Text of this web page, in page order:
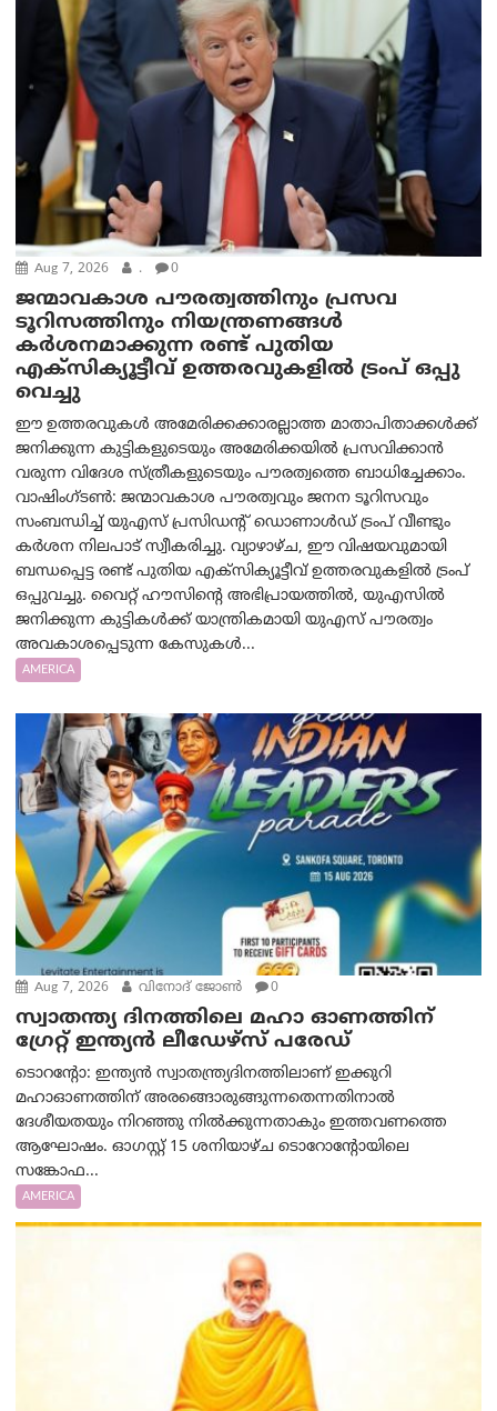
Aug 7, 2026 . 0
ജന്മാവകാശ പൗരത്വത്തിനും പ്രസവ
ടൂറിസത്തിനും നിയന്ത്രണങ്ങൾ
കർശനമാക്കുന്ന രണ്ട് പുതിയ
എക്സിക്യൂട്ടീവ് ഉത്തരവുകളിൽ ട്രംപ് ഒപ്പു
വെച്ചു
ഈ ഉത്തരവുകൾ അമേരിക്കക്കാരല്ലാത്ത മാതാപിതാക്കൾക്ക്
ജനിക്കുന്ന കുട്ടികളുടെയും അമേരിക്കയിൽ പ്രസവിക്കാൻ
വരുന്ന വിദേശ സ്ത്രീകളുടെയും പൗരത്വത്തെ ബാധിച്ചേക്കാം.
വാഷിംഗ്ടണ്‍: ജന്മാവകാശ പൗരത്വവും ജനന ടൂറിസവും
സംബന്ധിച്ച് യുഎസ് പ്രസിഡന്റ് ഡൊണാൾഡ് ട്രംപ് വീണ്ടും
കർശന നിലപാട് സ്വീകരിച്ചു. വ്യാഴാഴ്ച, ഈ വിഷയവുമായി
ബന്ധപ്പെട്ട രണ്ട് പുതിയ എക്സിക്യൂട്ടീവ് ഉത്തരവുകളിൽ ട്രംപ്
ഒപ്പുവച്ചു. വൈറ്റ് ഹൗസിന്റെ അഭിപ്രായത്തിൽ, യുഎസിൽ
ജനിക്കുന്ന കുട്ടികൾക്ക് യാന്ത്രികമായി യുഎസ് പൗരത്വം
അവകാശപ്പെടുന്ന കേസുകൾ...
AMERICA
Aug 7, 2026 വിനോദ് ജോൺ 0
സ്വാതന്ത്യ ദിനത്തിലെ മഹാ ഓണത്തിന്
ഗ്രേറ്റ് ഇന്ത്യൻ ലീഡേഴ്സ് പരേഡ്
ടൊറന്റോ: ഇന്ത്യൻ സ്വാതന്ത്ര്യദിനത്തിലാണ് ഇക്കുറി
മഹാഓണത്തിന് അരങ്ങൊരുങ്ങുന്നതെന്നതിനാൽ
ദേശീയതയും നിറഞ്ഞു നിൽക്കുന്നതാകും ഇത്തവണത്തെ
ആഘോഷം. ഓഗസ്റ്റ് 15 ശനിയാഴ്ച ടൊറോന്റോയിലെ
സങ്കോഫ...
AMERICA